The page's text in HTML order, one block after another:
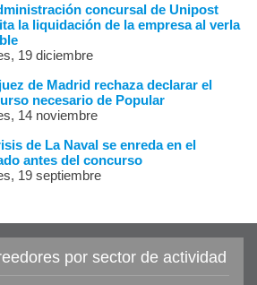
concursal de Unipost
la liquidación de la empresa al verla
19 diciembre
de Madrid rechaza declarar el
necesario de Popular
14 noviembre
de La Naval se enreda en el
antes del concurso
19 septiembre
por sector de actividad